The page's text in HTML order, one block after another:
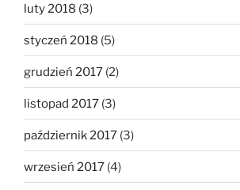
luty 2018 (3)
styczeń 2018 (5)
grudzień 2017 (2)
listopad 2017 (3)
październik 2017 (3)
wrzesień 2017 (4)